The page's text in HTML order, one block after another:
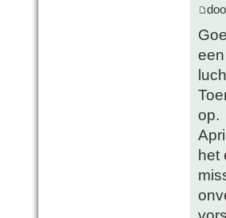
op.
het